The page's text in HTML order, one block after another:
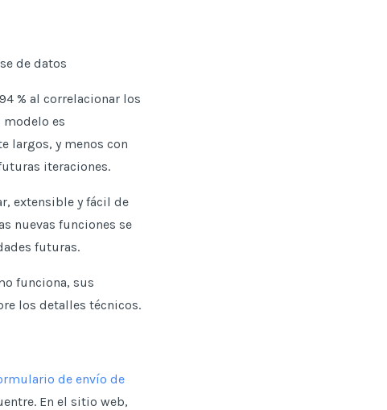
de datos
% al correlacionar los
modelo es
largos, y menos con
iteraciones.
extensible y fácil de
nuevas funciones se
futuras.
funciona, sus
los detalles técnicos.
de envío de
En el sitio web,